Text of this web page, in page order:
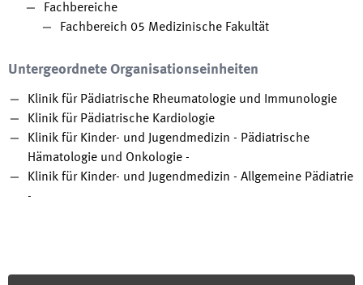
Fachbereiche
Fachbereich 05 Medizinische Fakultät
Untergeordnete Organisationseinheiten
Klinik für Pädiatrische Rheumatologie und Immunologie
Klinik für Pädiatrische Kardiologie
Klinik für Kinder- und Jugendmedizin - Pädiatrische
Hämatologie und Onkologie -
Klinik für Kinder- und Jugendmedizin - Allgemeine Pädiatrie
-